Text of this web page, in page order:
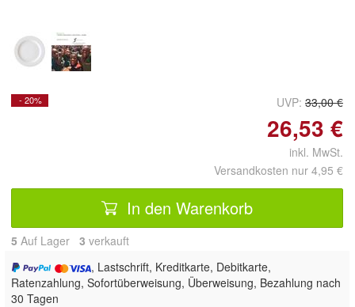
- 20% UVP: 33,00 €
26,53 €
inkl. MwSt.
Versandkosten nur 4,95 €
In den Warenkorb
5 Auf Lager 3 verkauft
, Lastschrift, Kreditkarte, Debitkarte,
Ratenzahlung, Sofortüberweisung, Überweisung, Bezahlung nach
30 Tagen